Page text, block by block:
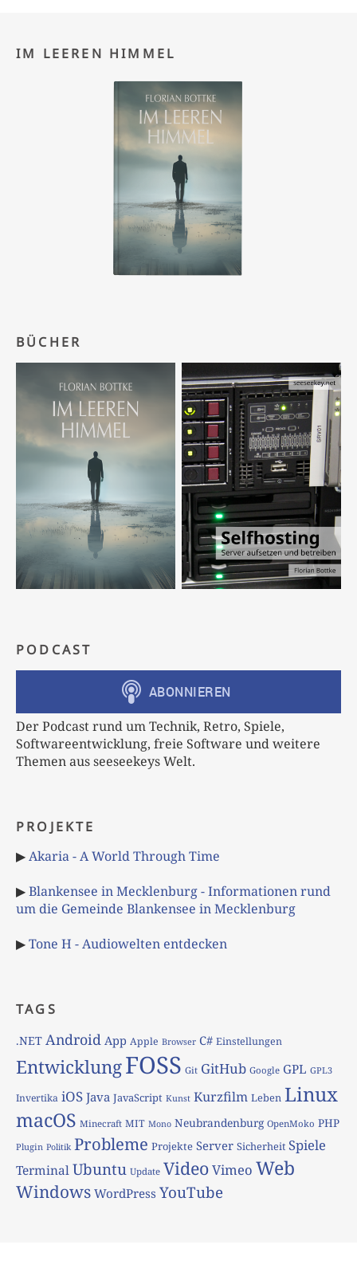
IM LEEREN HIMMEL
BÜCHER
PODCAST
Der Podcast rund um Technik, Retro, Spiele,
Softwareentwicklung, freie Software und weitere
Themen aus seeseekeys Welt.
PROJEKTE
▶Akaria - A World Through Time
▶Blankensee in Mecklenburg - Informationen rund
um die Gemeinde Blankensee in Mecklenburg
▶Tone H - Audiowelten entdecken
TAGS
.NET Android App Apple Browser C# Einstellungen
EntwicklungFOSS Git GitHub Google GPL GPL3
Invertika iOS Java JavaScript Kunst Kurzfilm Leben Linux
macOS Minecraft MIT Mono Neubrandenburg OpenMoko PHP
Plugin Politik Probleme Projekte Server Sicherheit Spiele
TerminalUbuntu Update VideoVimeo Web
Windows WordPress YouTube